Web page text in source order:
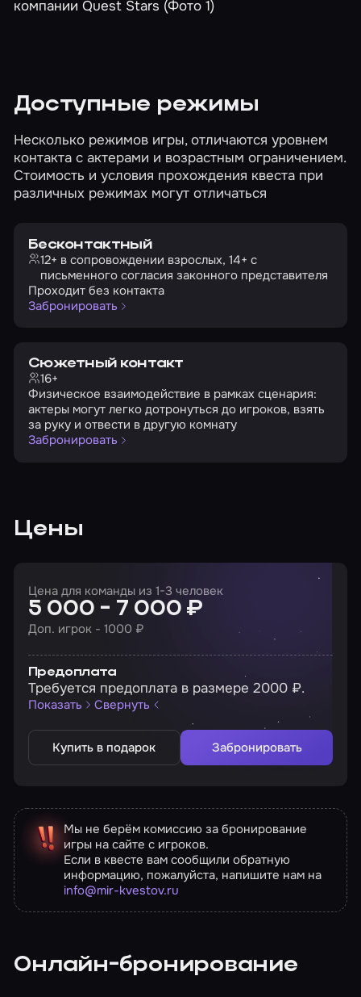
Доступные режимы
Несколько режимов игры, отличаются уровнем
контакта с актерами и возрастным ограничением.
Стоимость и условия прохождения квеста при
различных режимах могут отличаться
Бесконтактный
12+ в сопровождении взрослых, 14+ с
письменного согласия законного представителя
Проходит без контакта
Забронировать
Сюжетный контакт
16+
Физическое взаимодействие в рамках сценария:
актеры могут легко дотронуться до игроков, взять
за руку и отвести в другую комнату
Забронировать
Цены
Цена для команды из 1-3 человек
5 000 - 7 000 ₽
Доп. игрок - 1000 ₽
Предоплата
Требуется предоплата в размере 2000 ₽.
Показать Свернуть
Купить в подарок Забронировать
Мы не берём комиссию за бронирование
игры на сайте с игроков.
Если в квесте вам сообщили обратную
информацию, пожалуйста, напишите нам на
info@mir-kvestov.ru
Онлайн-бронирование